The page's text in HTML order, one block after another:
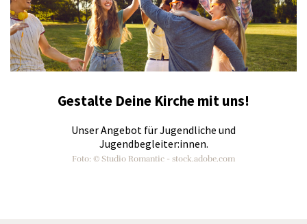
Gestalte Deine Kirche mit uns!
Unser Angebot für Jugendliche und
Jugendbegleiter:innen.
Foto: © Studio Romantic - stock.adobe.com